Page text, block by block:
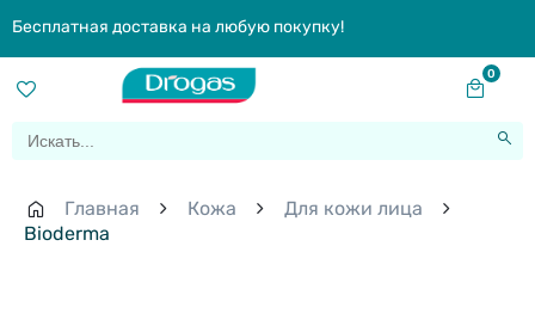
Бесплатная доставка на любую покупку!
0
Главная Кожа
Для кожи лица
Bioderma